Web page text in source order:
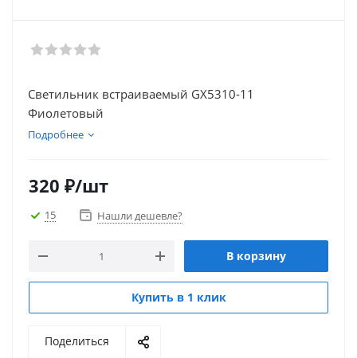
Светильник встраиваемый GX5310-11
Фиолетовый
Подробнее
320 ₽/шт
15 Нашли дешевле?
В корзину
Купить в 1 клик
Поделиться